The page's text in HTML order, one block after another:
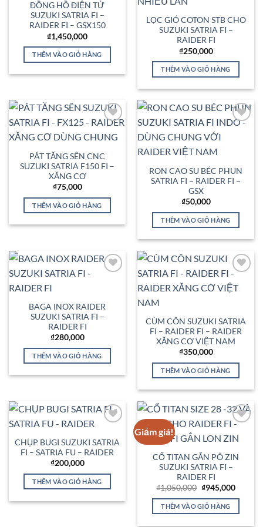
ĐỒNG HỒ ĐIỆN TỬ
SUZUKI SATRIA FI –
RAIDER FI – GSX150
₫1,450,000
THÊM VÀO GIỎ HÀNG
LỌC GIÓ COTON STB CHO
SUZUKI SATRIA FI –
RAIDER FI
₫250,000
THÊM VÀO GIỎ HÀNG
Wishlist
PÁT TĂNG SÊN CNC
SUZUKI SATRIA F150 FI –
XĂNG CƠ
₫75,000
THÊM VÀO GIỎ HÀNG
RON CAO SU BÉC PHUN
SATRIA FI – RAIDER FI –
GSX
₫50,000
THÊM VÀO GIỎ HÀNG
BAGA INOX RAIDER
SUZUKI SATRIA FI –
RAIDER FI
₫280,000
THÊM VÀO GIỎ HÀNG
Wishlist
CÙM CÔN SUZUKI SATRIA
FI – RAIDER FI – RAIDER
XĂNG CƠ VIỆT NAM
₫350,000
THÊM VÀO GIỎ HÀNG
Wishlist
CHỤP BUGI SUZUKI SATRIA
FI – SATRIA FU – RAIDER
₫200,000
THÊM VÀO GIỎ HÀNG
Giảm giá!
Wishlist
CỔ TITAN GẮN PÔ ZIN
SUZUKI SATRIA FI –
RAIDER FI
₫1,050,000 Giá
là:
₫1,050,000.
₫945,000Giá
tại
THÊM VÀO GIỎ HÀNG